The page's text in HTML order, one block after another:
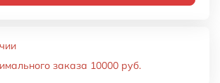
заказа 10000 руб.